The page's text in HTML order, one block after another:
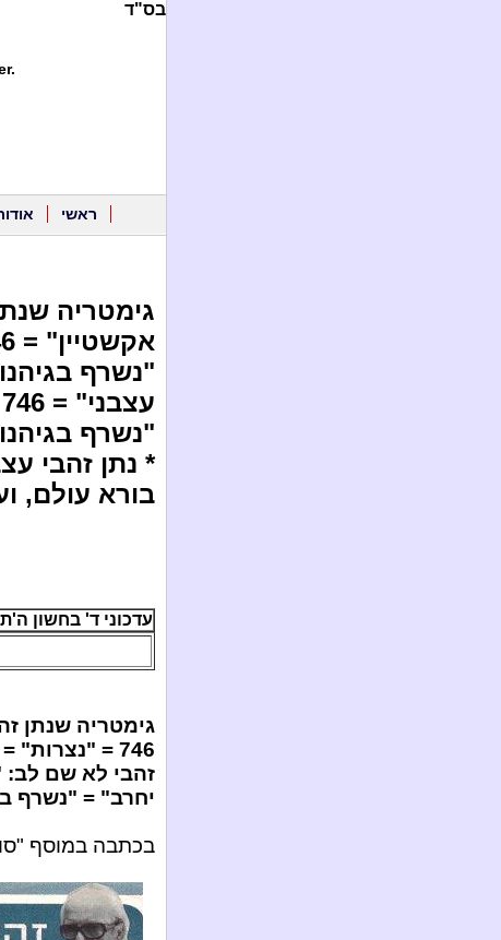
בס"ד
ראשי
גימטריה
"נשרף
"נשרף
בורא עולם,
עדכוני ד' בחשון ה'תשע"ד /
גימטריה שנתן
746 = "נצרות" = "כדור הארץ יחרב" = "נשרף בגיהנום"...
יחרב" = "נשרף
בכתבה במוסף "סופהשבוע"